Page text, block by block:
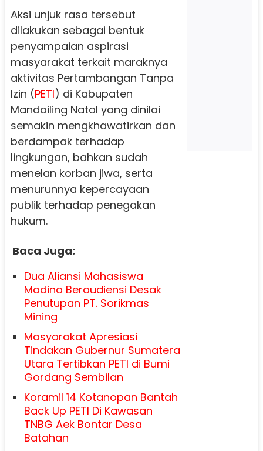
Aksi unjuk rasa tersebut
dilakukan sebagai bentuk
penyampaian aspirasi
masyarakat terkait maraknya
aktivitas Pertambangan Tanpa
Izin (PETI) di Kabupaten
Mandailing Natal yang dinilai
semakin mengkhawatirkan dan
berdampak terhadap
lingkungan, bahkan sudah
menelan korban jiwa, serta
menurunnya kepercayaan
publik terhadap penegakan
hukum.
Baca Juga:
Dua Aliansi Mahasiswa
Madina Beraudiensi Desak
Penutupan PT. Sorikmas
Mining
Masyarakat Apresiasi
Tindakan Gubernur Sumatera
Utara Tertibkan PETI di Bumi
Gordang Sembilan
Koramil 14 Kotanopan Bantah
Back Up PETI Di Kawasan
TNBG Aek Bontar Desa
Batahan